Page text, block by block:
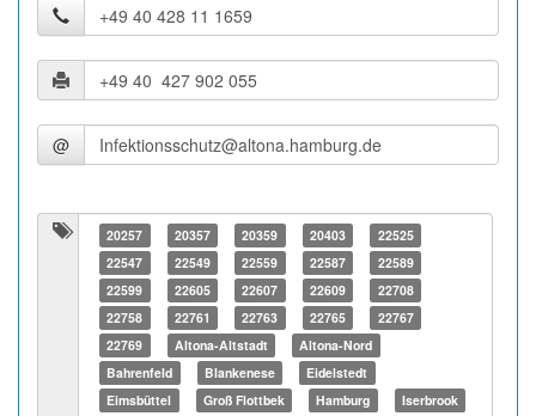
@
20257 20357 20359 20403
22525
22547
22549 22559 22587
22589
22599
22605 22607 22609
22708
22758
22761 22763 22765
22767
22769
Altona-Altstadt
Altona-Nord
Bahrenfeld
Blankenese
Eidelstedt
Eimsbüttel
Groß Flottbek Hamburg Iserbrook